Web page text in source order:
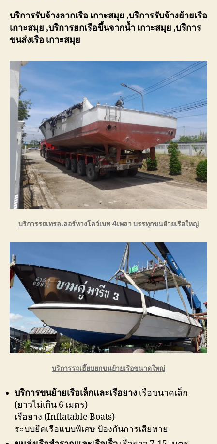
บริการรับจ้างลากเรือ เกาะสมุย ,บริการรับจ้างย้ายเรือ
เกาะสมุย ,บริการยกเรือขึ้นจากน้ำ เกาะสมุย ,บริการ
ขนส่งเรือ เกาะสมุย
บริการรถเทรลเลอร์หางโลว์เบท 4เพลา บรรทุกขนย้ายเรือใหญ่
บริการรถเฮี๊ยบยกขนย้ายเรือขนาดใหญ่
บริการขนย้ายเรือเล็กและเรือยาง เรือขนาดเล็ก
(ยาวไม่เกิน 6 เมตร)
เรือยาง (Inflatable Boats)
ระบบยึดเรือแบบพิเศษ ป้องกันการเสียหาย